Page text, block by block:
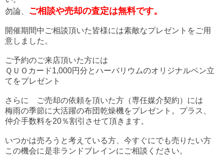
勿論、
ご相談や売却の査定は無料です。
開催期間中ご相談頂いた皆様には素敵なプレゼントをご用
意しました。
ご予約のご来店頂いた方には
ＱＵＯカード1,000円分とハーバリウムのオリジナルペン立
てをプレゼント
さらに ご売却の依頼を頂いた方（専任媒介契約）には
梅雨の季節に大活躍の布団乾燥機をプレゼント。プラス、
仲介手数料を20％割引させて頂きます。
いつかは売ろうと考えている方、今すぐにでも売りたい方
この機会に是非ランドブレインにご相談ください。